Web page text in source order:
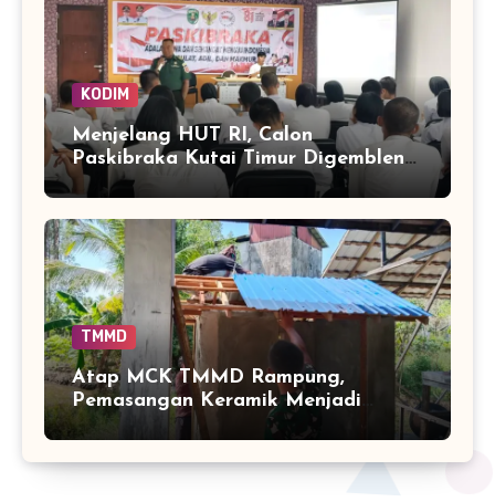
KODIM
Menjelang HUT RI, Calon
Paskibraka Kutai Timur Digembleng
Wawasan Kebangsaan oleh TNI
TMMD
Atap MCK TMMD Rampung,
Pemasangan Keramik Menjadi
Sentuhan Akhir Fasilitas Sanitasi di